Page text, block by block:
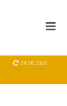
04.08.2026